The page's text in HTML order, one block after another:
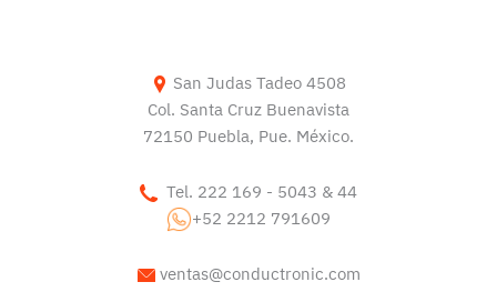
San Judas Tadeo 4508
Col. Santa Cruz Buenavista
72150 Puebla, Pue. México.
Tel. 222 169 - 5043 & 44
+52 2212 791609
ventas@conductronic.com